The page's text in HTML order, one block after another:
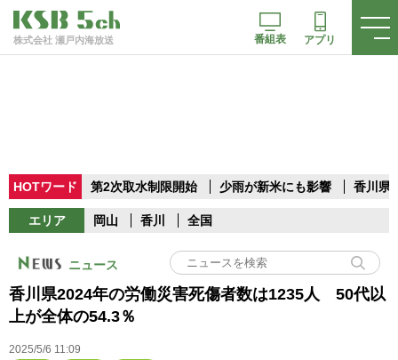
株式会社 瀬戸内海放送 番組表 アプリ
HOTワード 第2次取水制限開始 少雨が新米にも影響 香川県
エリア 岡山 香川 全国
ニュース
香川県2024年の労働災害死傷者数は1235人 50代以
上が全体の54.3％
2025/5/6 11:09